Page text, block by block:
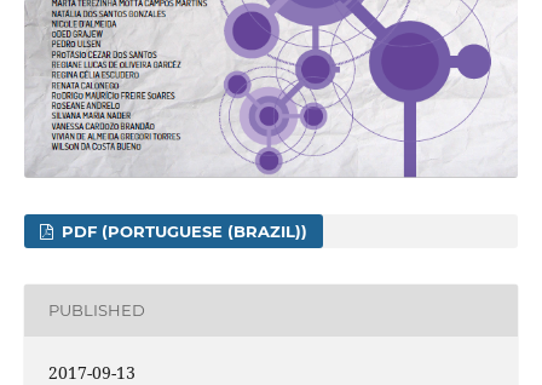
PDF (PORTUGUESE (BRAZIL))
PUBLISHED
2017-09-13